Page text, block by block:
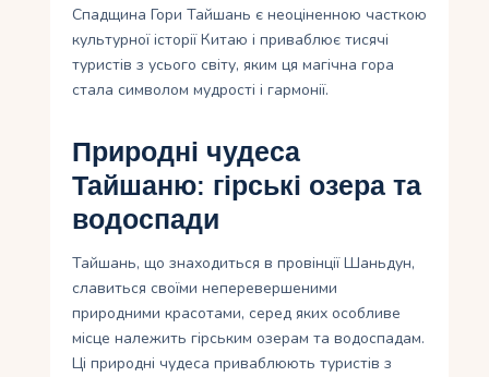
Спадщина Гори Тайшань є неоціненною часткою
культурної історії Китаю і приваблює тисячі
туристів з усього світу, яким ця магічна гора
стала символом мудрості і гармонії.
Природні чудеса
Тайшаню: гірські озера та
водоспади
Тайшань, що знаходиться в провінції Шаньдун,
славиться своїми неперевершеними
природними красотами, серед яких особливе
місце належить гірським озерам та водоспадам.
Ці природні чудеса приваблюють туристів з